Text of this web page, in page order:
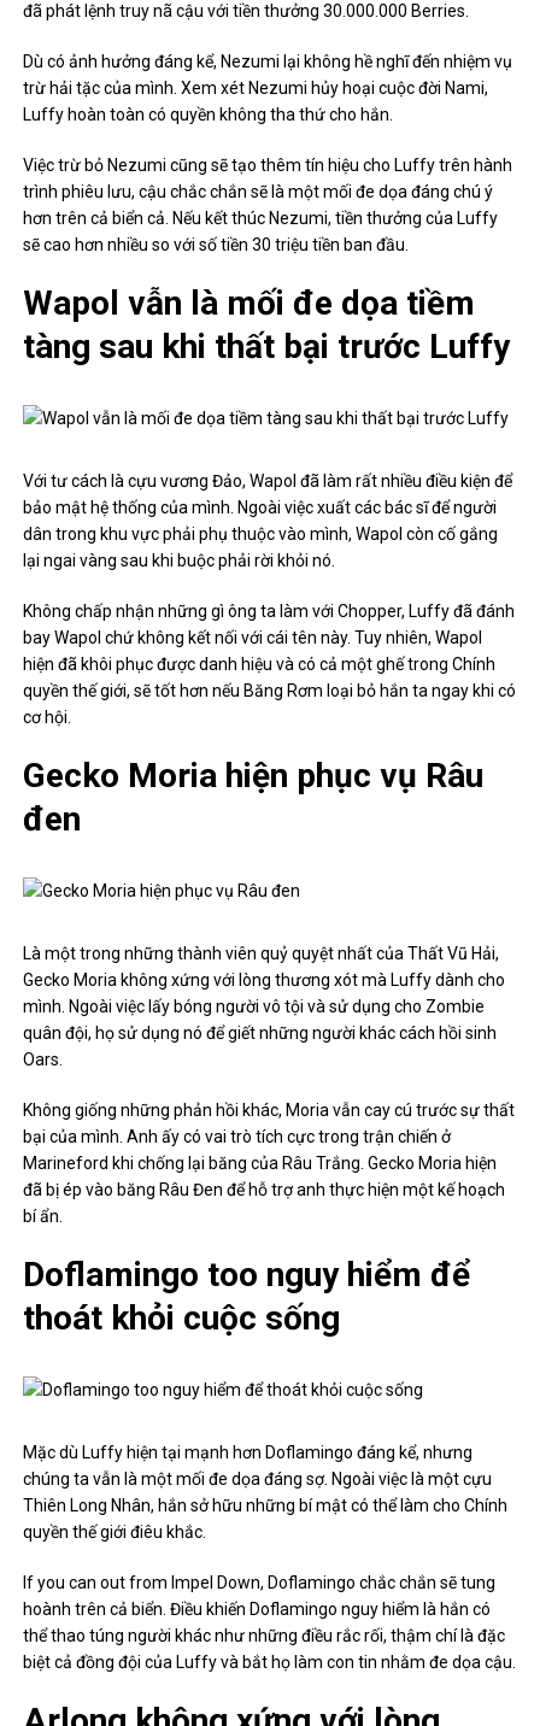
đã phát lệnh truy nã cậu với tiền thưởng 30.000.000 Berries.
Dù có ảnh hưởng đáng kể, Nezumi lại không hề nghĩ đến nhiệm vụ
trừ hải tặc của mình. Xem xét Nezumi hủy hoại cuộc đời Nami,
Luffy hoàn toàn có quyền không tha thứ cho hắn.
Việc trừ bỏ Nezumi cũng sẽ tạo thêm tín hiệu cho Luffy trên hành
trình phiêu lưu, cậu chắc chắn sẽ là một mối đe dọa đáng chú ý
hơn trên cả biển cả. Nếu kết thúc Nezumi, tiền thưởng của Luffy
sẽ cao hơn nhiều so với số tiền 30 triệu tiền ban đầu.
Wapol vẫn là mối đe dọa tiềm
tàng sau khi thất bại trước Luffy
Với tư cách là cựu vương Đảo, Wapol đã làm rất nhiều điều kiện để
bảo mật hệ thống của mình. Ngoài việc xuất các bác sĩ để người
dân trong khu vực phải phụ thuộc vào mình, Wapol còn cố gắng
lại ngai vàng sau khi buộc phải rời khỏi nó.
Không chấp nhận những gì ông ta làm với Chopper, Luffy đã đánh
bay Wapol chứ không kết nối với cái tên này. Tuy nhiên, Wapol
hiện đã khôi phục được danh hiệu và có cả một ghế trong Chính
quyền thế giới, sẽ tốt hơn nếu Băng Rơm loại bỏ hắn ta ngay khi có
cơ hội.
Gecko Moria hiện phục vụ Râu
đen
Là một trong những thành viên quỷ quyệt nhất của Thất Vũ Hải,
Gecko Moria không xứng với lòng thương xót mà Luffy dành cho
mình. Ngoài việc lấy bóng người vô tội và sử dụng cho Zombie
quân đội, họ sử dụng nó để giết những người khác cách hồi sinh
Oars.
Không giống những phản hồi khác, Moria vẫn cay cú trước sự thất
bại của mình. Anh ấy có vai trò tích cực trong trận chiến ở
Marineford khi chống lại băng của Râu Trắng. Gecko Moria hiện
đã bị ép vào băng Râu Đen để hỗ trợ anh thực hiện một kế hoạch
bí ẩn.
Doflamingo too nguy hiểm để
thoát khỏi cuộc sống
Mặc dù Luffy hiện tại mạnh hơn Doflamingo đáng kể, nhưng
chúng ta vẫn là một mối đe dọa đáng sợ. Ngoài việc là một cựu
Thiên Long Nhân, hắn sở hữu những bí mật có thể làm cho Chính
quyền thế giới điêu khắc.
If you can out from Impel Down, Doflamingo chắc chắn sẽ tung
hoành trên cả biển. Điều khiến Doflamingo nguy hiểm là hắn có
thể thao túng người khác như những điều rắc rối, thậm chí là đặc
biệt cả đồng đội của Luffy và bắt họ làm con tin nhằm đe dọa cậu.